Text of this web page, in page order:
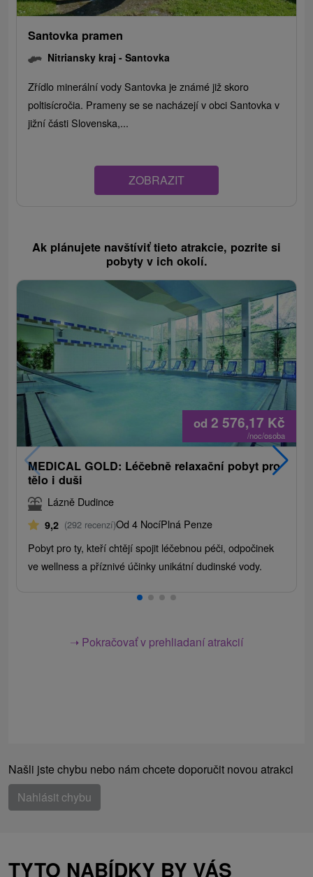
Santovka pramen
Nitriansky kraj -Santovka
Zřídlo minerální vody Santovka je známé již skoro
poltisícročia. Prameny se se nacházejí v obci Santovka v
jižní části Slovenska,...
ZOBRAZIT
Ak plánujete navštíviť tieto atrakcie, pozrite si
pobyty v ich okolí.
od 2 576,17 Kč
/noc/osoba
MEDICAL GOLD: Léčebně relaxační pobyt pro
tělo i duši
Lázně Dudince
9,2 (292 recenzí)Od 4 NocíPlná Penze
Pobyt pro ty, kteří chtějí spojit léčebnou péči, odpočinek
ve wellness a příznivé účinky unikátní dudinské vody.
➝ Pokračovať v prehliadaní atrakcií
Našli jste chybu nebo nám chcete doporučit novou atrakci
Nahlásit chybu
TYTO NABÍDKY BY VÁS